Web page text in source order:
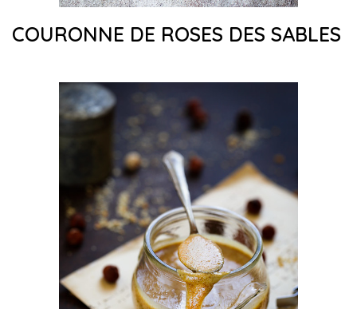
COURONNE DE ROSES DES SABLES